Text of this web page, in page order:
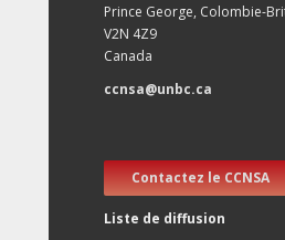
Prince George, Colombie-
V2N 4Z9
Canada
ccnsa@unbc.ca
Contactez le CCNSA
Liste de diffusion